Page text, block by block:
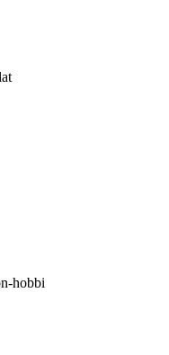
hobbi